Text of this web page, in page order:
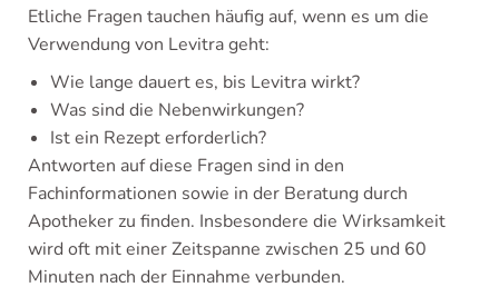
Etliche Fragen tauchen häufig auf, wenn es um die
Verwendung von Levitra geht:
Wie lange dauert es, bis Levitra wirkt?
Was sind die Nebenwirkungen?
Ist ein Rezept erforderlich?
Antworten auf diese Fragen sind in den
Fachinformationen sowie in der Beratung durch
Apotheker zu finden. Insbesondere die Wirksamkeit
wird oft mit einer Zeitspanne zwischen 25 und 60
Minuten nach der Einnahme verbunden.